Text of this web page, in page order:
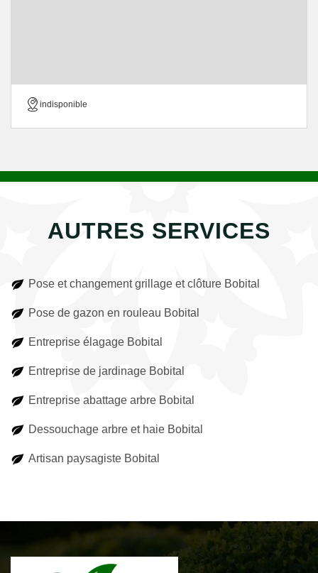
indisponible
AUTRES SERVICES
Pose et changement grillage et clôture Bobital
Pose de gazon en rouleau Bobital
Entreprise élagage Bobital
Entreprise de jardinage Bobital
Entreprise abattage arbre Bobital
Dessouchage arbre et haie Bobital
Artisan paysagiste Bobital